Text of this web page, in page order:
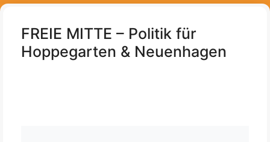
FREIE MITTE – Politik für
Hoppegarten & Neuenhagen